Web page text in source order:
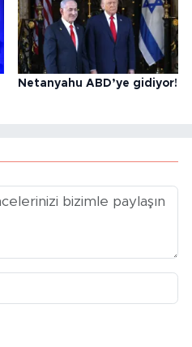
Netanyahu ABD’ye gidiyor!